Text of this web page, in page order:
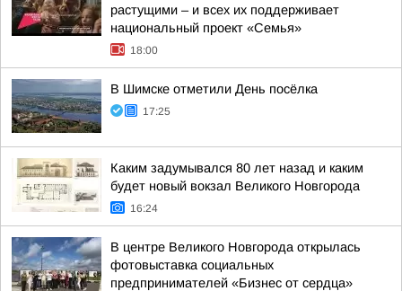
растущими – и всех их поддерживает
национальный проект «Семья»
18:00
В Шимске отметили День посёлка
17:25
Каким задумывался 80 лет назад и каким
будет новый вокзал Великого Новгорода
16:24
В центре Великого Новгорода открылась
фотовыставка социальных
предпринимателей «Бизнес от сердца»